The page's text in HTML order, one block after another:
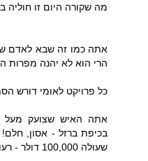
מה שקורה היום זו
אתה כמו זה שבא לאדם
הרי הוא לא יהנה מפרות
כל פרויקט לאומי דורש
אתה האיש שצועק מעל
שעולה 100,000 דולר - רעות והבל רוח"